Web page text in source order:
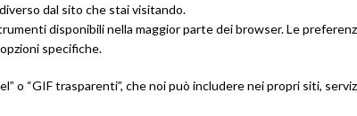
dal sito che stai visitando.
disponibili nella maggior parte dei browser. Le
specifiche.
o “GIF trasparenti”, che noi può includere nei propri siti,